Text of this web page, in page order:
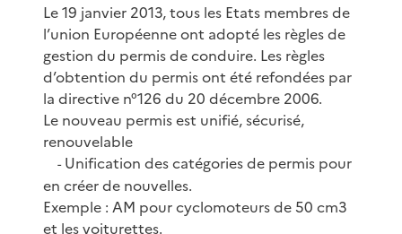
Le 19 janvier 2013, tous les Etats membres de
l’union Européenne ont adopté les règles de
gestion du permis de conduire. Les règles
d’obtention du permis ont été refondées par
la directive n°126 du 20 décembre 2006.
Le nouveau permis est unifié, sécurisé,
renouvelable
-Unification des catégories de permis pour
en créer de nouvelles.
Exemple : AM pour cyclomoteurs de 50 cm3
et les voiturettes.